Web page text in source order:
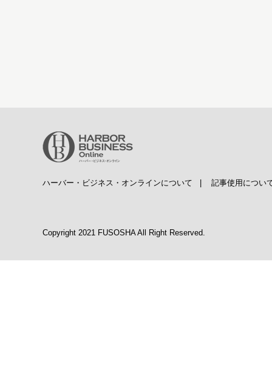
ハーバー・ビジネス・オンラインについて 記事使用につい
Copyright 2021 FUSOSHA All Right Reserved.